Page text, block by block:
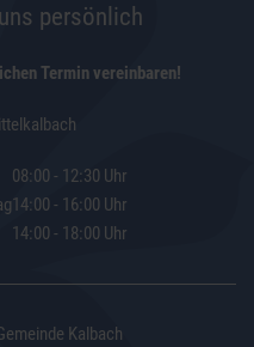
persönlich
Termin vereinbaren!
08:00 - 12:30 Uhr
14:00 - 16:00 Uhr
14:00 - 18:00 Uhr
Kalbach